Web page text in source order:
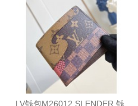
LV钱包M26012 SLENDER 钱